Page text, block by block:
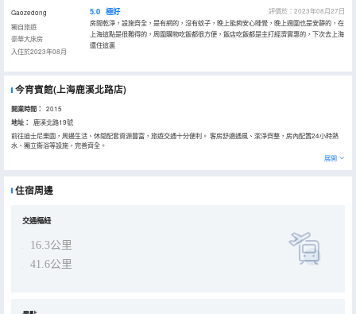
Gaozedong
獨自旅遊
豪華大床房
入住於2023年08月
5.0 極好
評價於：2023年08月27日
房間乾淨，設施齊全，是有網的，沒有蚊子，晚上能夠安心睡覺，晚上週圍也是安靜的，在
上海這點是很難得的，周圍購物吃飯都很方便，飯店吃飯都是主打經濟實惠的，下次去上海
還住這裏
今宵賓館(上海鹿溪北路店)
開業時間： 2015
地址：
鹿溪北路19號
前往迪士尼樂園，周邊生活、休閒配套資源豐富，旅遊交通十分便利。 客房舒適通風、潔淨齊整，房內配置24小時熱
水、獨立衞浴等設施，完善齊全。
展開
住宿周邊
交通樞紐
16.3公里
41.6公里